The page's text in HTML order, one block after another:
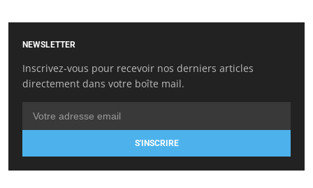
NEWSLETTER
Inscrivez-vous pour recevoir nos derniers articles
directement dans votre boîte mail.
S'INSCRIRE